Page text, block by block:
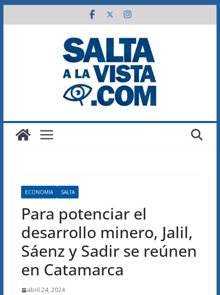
al
ECONOMIA SALTA
Para potenciar el
desarrollo minero, Jalil,
Sáenz y Sadir se reúnen
en Catamarca
abril 24, 2024